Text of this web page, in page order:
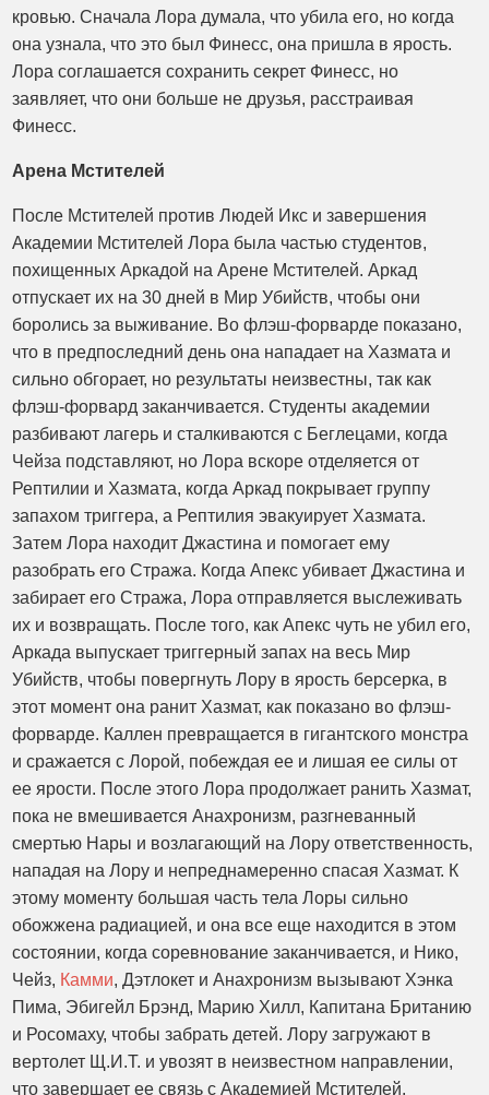
кровью. Сначала Лора думала, что убила его, но когда
она узнала, что это был Финесс, она пришла в ярость.
Лора соглашается сохранить секрет Финесс, но
заявляет, что они больше не друзья, расстраивая
Финесс.
Арена Мстителей
После Мстителей против Людей Икс и завершения
Академии Мстителей Лора была частью студентов,
похищенных Аркадой на Арене Мстителей. Аркад
отпускает их на 30 дней в Мир Убийств, чтобы они
боролись за выживание. Во флэш-форварде показано,
что в предпоследний день она нападает на Хазмата и
сильно обгорает, но результаты неизвестны, так как
флэш-форвард заканчивается. Студенты академии
разбивают лагерь и сталкиваются с Беглецами, когда
Чейза подставляют, но Лора вскоре отделяется от
Рептилии и Хазмата, когда Аркад покрывает группу
запахом триггера, а Рептилия эвакуирует Хазмата.
Затем Лора находит Джастина и помогает ему
разобрать его Стража. Когда Апекс убивает Джастина и
забирает его Стража, Лора отправляется выслеживать
их и возвращать. После того, как Апекс чуть не убил его,
Аркада выпускает триггерный запах на весь Мир
Убийств, чтобы повергнуть Лору в ярость берсерка, в
этот момент она ранит Хазмат, как показано во флэш-
форварде. Каллен превращается в гигантского монстра
и сражается с Лорой, побеждая ее и лишая ее силы от
ее ярости. После этого Лора продолжает ранить Хазмат,
пока не вмешивается Анахронизм, разгневанный
смертью Нары и возлагающий на Лору ответственность,
нападая на Лору и непреднамеренно спасая Хазмат. К
этому моменту большая часть тела Лоры сильно
обожжена радиацией, и она все еще находится в этом
состоянии, когда соревнование заканчивается, и Нико,
Чейз, Камми, Дэтлокет и Анахронизм вызывают Хэнка
Пима, Эбигейл Брэнд, Марию Хилл, Капитана Британию
и Росомаху, чтобы забрать детей. Лору загружают в
вертолет Щ.И.Т. и увозят в неизвестном направлении,
что завершает ее связь с Академией Мстителей.